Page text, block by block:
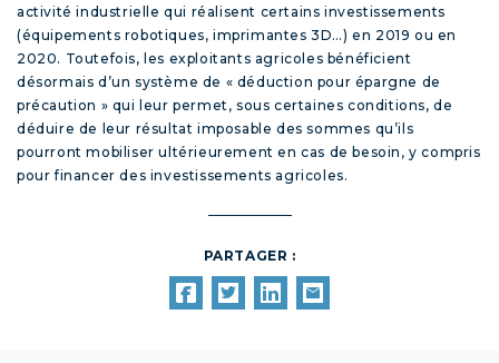
activité industrielle qui réalisent certains investissements
(équipements robotiques, imprimantes 3D…) en 2019 ou en
2020. Toutefois, les exploitants agricoles bénéficient
désormais d’un système de « déduction pour épargne de
précaution » qui leur permet, sous certaines conditions, de
déduire de leur résultat imposable des sommes qu’ils
pourront mobiliser ultérieurement en cas de besoin, y compris
pour financer des investissements agricoles.
PARTAGER :